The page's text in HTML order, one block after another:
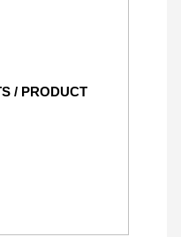
/ PRODUCT